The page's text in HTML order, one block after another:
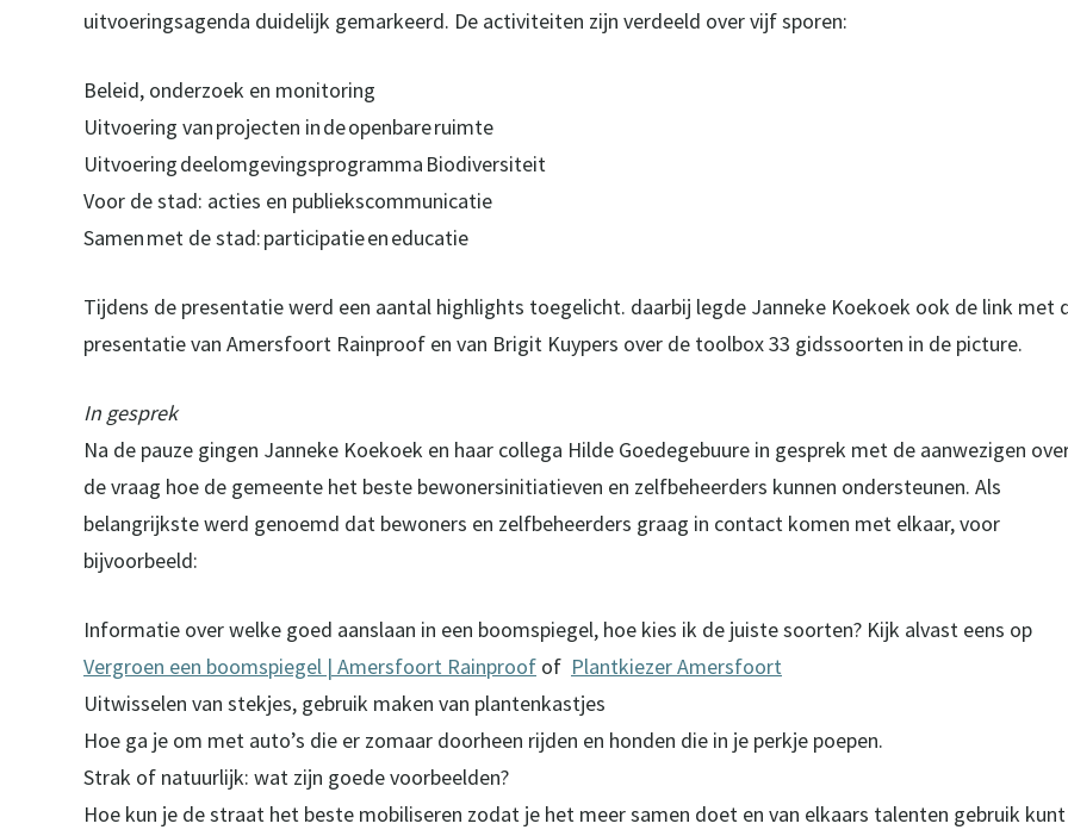
uitvoeringsagenda duidelijk gemarkeerd. De activiteiten zijn verdeeld over vijf sporen:
Beleid, onderzoek en monitoring
Uitvoering van projecten in de openbare ruimte
Uitvoering deelomgevingsprogramma Biodiversiteit
Voor de stad: acties en publiekscommunicatie
Samen met de stad: participatie en educatie
Tijdens de presentatie werd een aantal highlights toegelicht. daarbij legde Janneke Koekoek ook de link met
presentatie van Amersfoort Rainproof en van Brigit Kuypers over de toolbox 33 gidssoorten in de picture.
In gesprek
Na de pauze gingen Janneke Koekoek en haar collega Hilde Goedegebuure in gesprek met de aanwezigen
de vraag hoe de gemeente het beste bewonersinitiatieven en zelfbeheerders kunnen ondersteunen. Als
belangrijkste werd genoemd dat bewoners en zelfbeheerders graag in contact komen met elkaar, voor
bijvoorbeeld:
Informatie over welke goed aanslaan in een boomspiegel, hoe kies ik de juiste soorten? Kijk alvast eens op
Vergroen een boomspiegel | Amersfoort Rainproof of Plantkiezer Amersfoort
Uitwisselen van stekjes, gebruik maken van plantenkastjes
Hoe ga je om met auto’s die er zomaar doorheen rijden en honden die in je perkje poepen.
Strak of natuurlijk: wat zijn goede voorbeelden?
Hoe kun je de straat het beste mobiliseren zodat je het meer samen doet en van elkaars talenten gebruik kunt